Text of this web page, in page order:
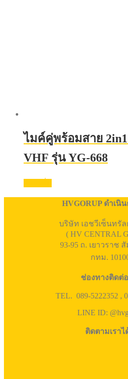
ไมค์คู่พร้อมสาย
VHF รุ่น YG-668
HVGORUP ดำเนิ
บริษัท เอชวีเซ็นทรั
( HV CENTRAL
93-95 ถ. เยาวราช
กทม.
ช่องทางติดต่อ
TEL. 089-5222352 ,
LINE ID:
ติดตามเราไ